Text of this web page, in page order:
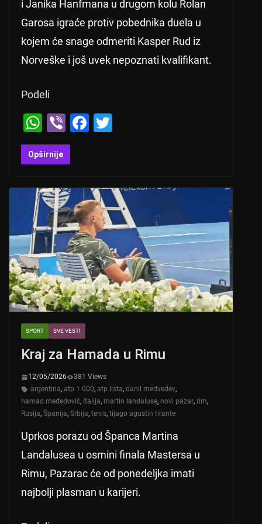
i Janika Hanfmana u drugom kolu Rolan
Garosa igraće protiv pobednika duela u
kojem će snage odmeriti Kasper Rud iz
Norveške i još uvek nepoznati kvalifikant.
Podeli
W
h
at
A
p
p
Vi
b
er
F
b
o
o
k
Opširnije
SPORT SVE VESTI
Kraj za Hamada u Rimu
12/05/2026
381 Views
argentina, atp 1.000, atp lista, danil medvedev,
hamad međedović, Italija, martin landaluse, novi pazar, rim,
Rusija, Španija, Srbija, tenis, tijago agustin tirante
Uprkos porazu od Španca Martina
Landalusea u osmini finala Mastersa u
Rimu, Pazarac će od ponedeljka imati
najbolji plasman u karijeri.